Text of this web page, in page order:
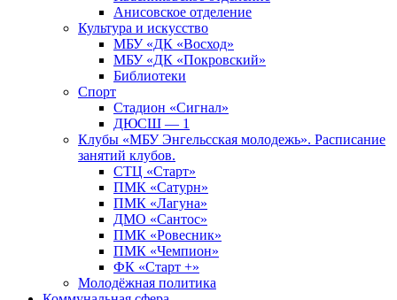
Анисовское отделение
Культура и искусство
МБУ «ДК «Восход»
МБУ «ДК «Покровский»
Библиотеки
Спорт
Стадион «Сигнал»
ДЮСШ — 1
Клубы «МБУ Энгельсская молодежь». Расписание
занятий клубов.
СТЦ «Старт»
ПМК «Сатурн»
ПМК «Лагуна»
ДМО «Сантос»
ПМК «Ровесник»
ПМК «Чемпион»
ФК «Старт +»
Молодёжная политика